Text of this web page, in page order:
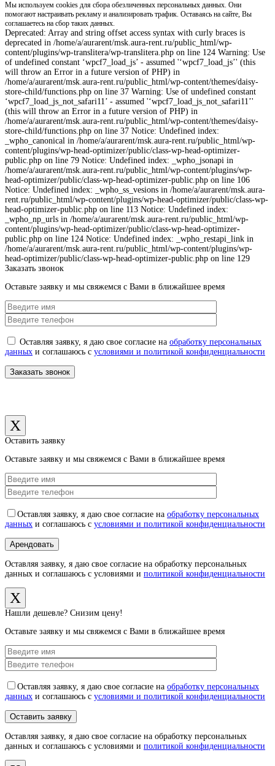
Мы используем cookies для сбора обезличенных персональных данных. Они
помогают настраивать рекламу и анализировать трафик. Оставаясь на сайте, Вы
соглашаетесь на сбор таких данных.
Deprecated: Array and string offset access syntax with curly braces is
deprecated in /home/a/aurarent/msk.aura-rent.ru/public_html/wp-
content/plugins/wp-translitera/wp-translitera.php on line 124 Warning: Use
of undefined constant ‘wpcf7_load_js’ - assumed '‘wpcf7_load_js’' (this
will throw an Error in a future version of PHP) in
/home/a/aurarent/msk.aura-rent.ru/public_html/wp-content/themes/daisy-
store-child/functions.php on line 37 Warning: Use of undefined constant
‘wpcf7_load_js_not_safari11’ - assumed '‘wpcf7_load_js_not_safari11’'
(this will throw an Error in a future version of PHP) in
/home/a/aurarent/msk.aura-rent.ru/public_html/wp-content/themes/daisy-
store-child/functions.php on line 37 Notice: Undefined index:
_wpho_canonical in /home/a/aurarent/msk.aura-rent.ru/public_html/wp-
content/plugins/wp-head-optimizer/public/class-wp-head-optimizer-
public.php on line 79 Notice: Undefined index: _wpho_jsonapi in
/home/a/aurarent/msk.aura-rent.ru/public_html/wp-content/plugins/wp-
head-optimizer/public/class-wp-head-optimizer-public.php on line 106
Notice: Undefined index: _wpho_ss_vesions in /home/a/aurarent/msk.aura-
rent.ru/public_html/wp-content/plugins/wp-head-optimizer/public/class-wp-
head-optimizer-public.php on line 113 Notice: Undefined index:
_wpho_np_urls in /home/a/aurarent/msk.aura-rent.ru/public_html/wp-
content/plugins/wp-head-optimizer/public/class-wp-head-optimizer-
public.php on line 124 Notice: Undefined index: _wpho_restapi_link in
/home/a/aurarent/msk.aura-rent.ru/public_html/wp-content/plugins/wp-
head-optimizer/public/class-wp-head-optimizer-public.php on line 129
Заказать звонок
Оставьте заявку и мы свяжемся с Вами в ближайшее время
Оставляя заявку, я даю свое согласие на обработку персональных
данных и соглашаюсь с условиями и политикой конфиденциальности
X
Оставить заявку
Оставьте заявку и мы свяжемся с Вами в ближайшее время
Оставляя заявку, я даю свое согласие на обработку персональных
данных и соглашаюсь с условиями и политикой конфиденциальности
Оставляя заявку, я даю свое согласие на обработку персональных
данных и соглашаюсь с условиями и политикой конфиденциальности
X
Нашли дешевле? Снизим цену!
Оставьте заявку и мы свяжемся с Вами в ближайшее время
Оставляя заявку, я даю свое согласие на обработку персональных
данных и соглашаюсь с условиями и политикой конфиденциальности
Оставляя заявку, я даю свое согласие на обработку персональных
данных и соглашаюсь с условиями и политикой конфиденциальности